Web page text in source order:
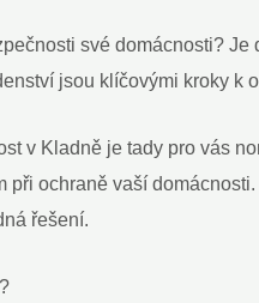
své domácnosti?
jsou klíčovými kroky k
v Kladně je tady pro vás
při ochraně vaší
řešení.